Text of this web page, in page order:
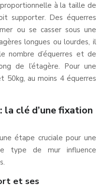
à la taille de
supporter. Des équerres
ou se casser sous une
longues ou lourdes, il
nombre d’équerres et de
de l’étagère. Pour une
au moins 4 équerres
clé d’une fixation
étape cruciale pour une
type de mur influence
et ses